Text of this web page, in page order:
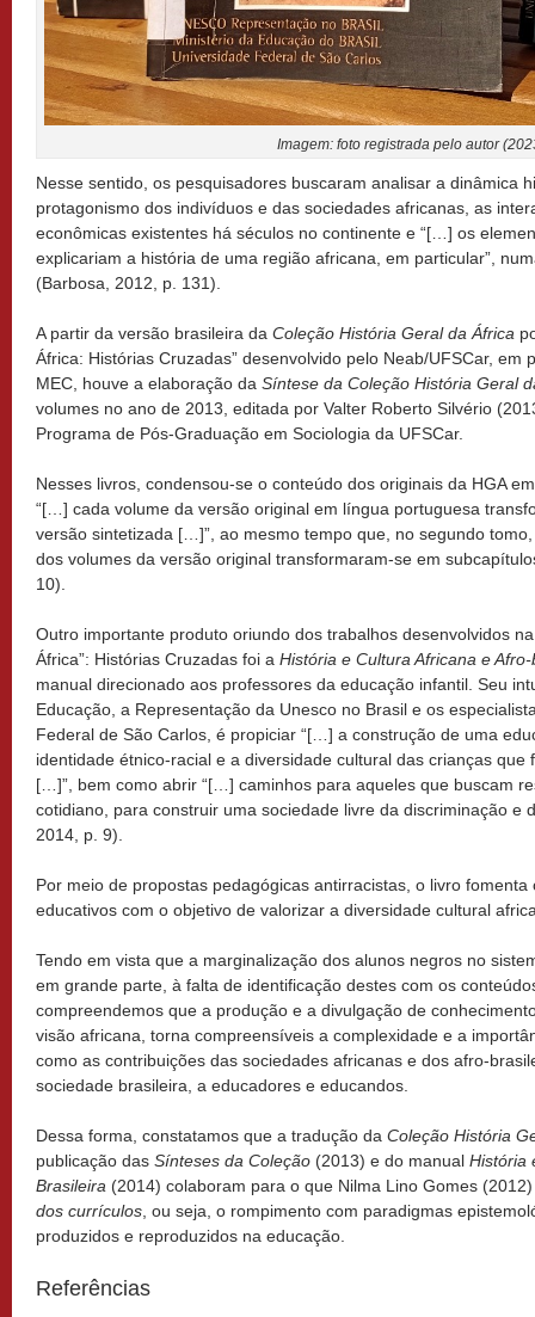
Imagem: foto registrada pelo autor
Nesse sentido, os pesquisadores buscaram analisar a dinâmica
protagonismo dos indivíduos e das sociedades africanas, as
econômicas existentes há séculos no continente e “[…] os
explicariam a história de uma região africana, em particular”,
(Barbosa, 2012, p. 131).
A partir da versão brasileira da Coleção História Geral da África
África: Histórias Cruzadas” desenvolvido pelo Neab/UFSCar, em
MEC, houve a elaboração da Síntese da Coleção História Geral
volumes no ano de 2013, editada por Valter Roberto Silvério
Programa de Pós-Graduação em Sociologia da UFSCar.
Nesses livros, condensou-se o conteúdo dos originais da HGA
“[…] cada volume da versão original em língua portuguesa
versão sintetizada […]”, ao mesmo tempo que, no segundo
dos volumes da versão original transformaram-se em
10).
Outro importante produto oriundo dos trabalhos desenvolvidos
África”: Histórias Cruzadas foi a História e Cultura Africana e
manual direcionado aos professores da educação infantil. Seu
Educação, a Representação da Unesco no Brasil e os
Federal de São Carlos, é propiciar “[…] a construção de uma
identidade étnico-racial e a diversidade cultural das crianças que
[…]”, bem como abrir “[…] caminhos para aqueles que buscam
cotidiano, para construir uma sociedade livre da discriminação e
2014, p. 9).
Por meio de propostas pedagógicas antirracistas, o livro
educativos com o objetivo de valorizar a diversidade cultural
Tendo em vista que a marginalização dos alunos negros no
em grande parte, à falta de identificação destes com os
compreendemos que a produção e a divulgação de
visão africana, torna compreensíveis a complexidade e a
como as contribuições das sociedades africanas e dos afro-
sociedade brasileira, a educadores e educandos.
Dessa forma, constatamos que a tradução da Coleção História
publicação das Sínteses da Coleção (2013) e do manual História
Brasileira (2014) colaboram para o que Nilma Lino Gomes
dos currículos, ou seja, o rompimento com paradigmas
produzidos e reproduzidos na educação.
Referências